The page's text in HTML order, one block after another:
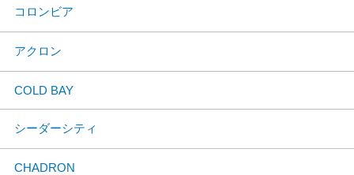
コロンビア
アクロン
COLD BAY
シーダーシティ
CHADRON